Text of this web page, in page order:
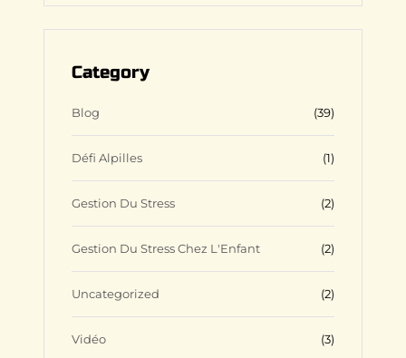
r
m
o l e
Category
Blog (39)
Défi Alpilles (1)
Gestion Du Stress (2)
Gestion Du Stress Chez L'Enfant (2)
Uncategorized (2)
Vidéo (3)